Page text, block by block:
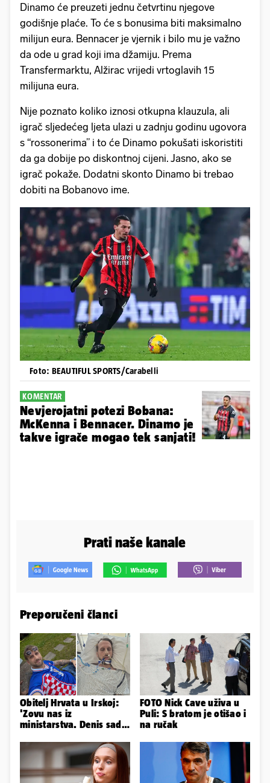
Dinamo će preuzeti jednu četvrtinu njegove
godišnje plaće. To će s bonusima biti maksimalno
milijun eura. Bennacer je vjernik i bilo mu je važno
da ode u grad koji ima džamiju. Prema
Transfermarktu, Alžirac vrijedi vrtoglavih 15
milijuna eura.
Nije poznato koliko iznosi otkupna klauzula, ali
igrač sljedećeg ljeta ulazi u zadnju godinu ugovora
s “rossonerima” i to će Dinamo pokušati iskoristiti
da ga dobije po diskontnoj cijeni. Jasno, ako se
igrač pokaže. Dodatni skonto Dinamo bi trebao
dobiti na Bobanovo ime.
Foto: BEAUTIFUL SPORTS/Carabelli
KOMENTAR
Nevjerojatni potezi Bobana:
McKenna i Bennacer. Dinamo je
takve igrače mogao tek sanjati!
Prati naše kanale
Preporučeni članci
Obitelj Hrvata u Irskoj:
'Zovu nas iz
ministarstva. Denis sada
nas je'
FOTO Nick Cave uživa u
Puli: S bratom je otišao i
na ručak